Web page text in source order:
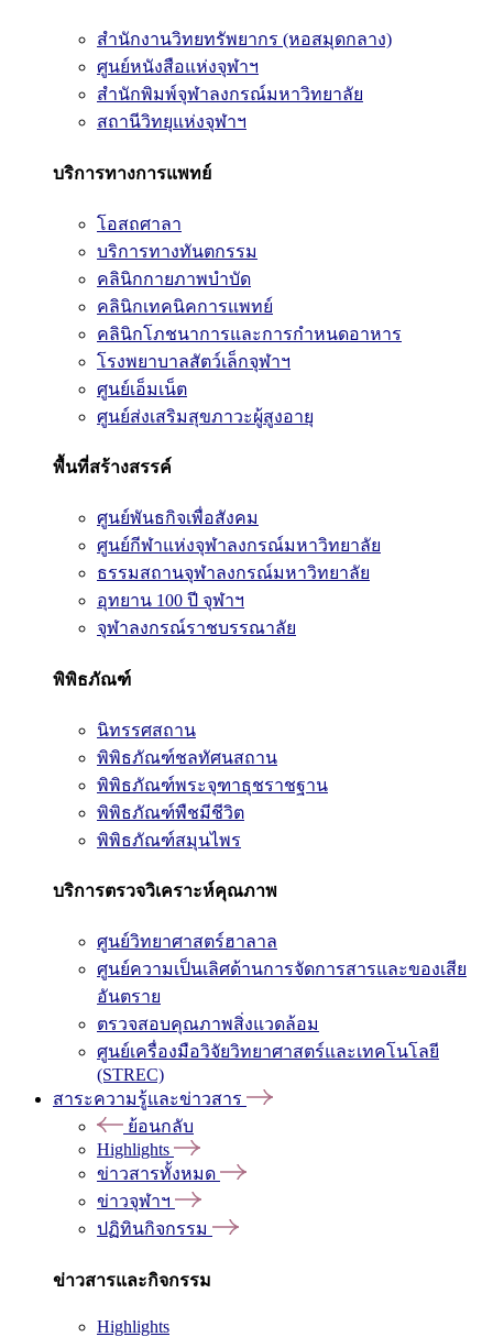
สำนักงานวิทยทรัพยากร (หอสมุดกลาง)
ศูนย์หนังสือแห่งจุฬาฯ
สำนักพิมพ์จุฬาลงกรณ์มหาวิทยาลัย
สถานีวิทยุแห่งจุฬาฯ
บริการทางการแพทย์
โอสถศาลา
บริการทางทันตกรรม
คลินิกกายภาพบำบัด
คลินิกเทคนิคการแพทย์
คลินิกโภชนาการและการกำหนดอาหาร
โรงพยาบาลสัตว์เล็กจุฬาฯ
ศูนย์เอ็มเน็ต
ศูนย์ส่งเสริมสุขภาวะผู้สูงอายุ
พื้นที่สร้างสรรค์
ศูนย์พันธกิจเพื่อสังคม
ศูนย์กีฬาแห่งจุฬาลงกรณ์มหาวิทยาลัย
ธรรมสถานจุฬาลงกรณ์มหาวิทยาลัย
อุทยาน 100 ปี จุฬาฯ
จุฬาลงกรณ์ราชบรรณาลัย
พิพิธภัณฑ์
นิทรรศสถาน
พิพิธภัณฑ์ชลทัศนสถาน
พิพิธภัณฑ์พระจุฑาธุชราชฐาน
พิพิธภัณฑ์พืชมีชีวิต
พิพิธภัณฑ์สมุนไพร
บริการตรวจวิเคราะห์คุณภาพ
ศูนย์วิทยาศาสตร์ฮาลาล
ศูนย์ความเป็นเลิศด้านการจัดการสารและของเสีย
อันตราย
ตรวจสอบคุณภาพสิ่งแวดล้อม
ศูนย์เครื่องมือวิจัยวิทยาศาสตร์และเทคโนโลยี
(STREC)
สาระความรู้และข่าวสาร
ย้อนกลับ
Highlights
ข่าวสารทั้งหมด
ข่าวจุฬาฯ
ปฏิทินกิจกรรม
ข่าวสารและกิจกรรม
Highlights